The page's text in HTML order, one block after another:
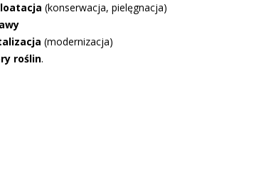
(konserwacja, pielęgnacja)
(modernizacja)
roślin.